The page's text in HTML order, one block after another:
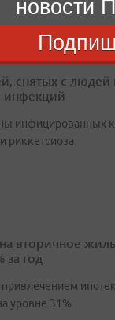
снятых с
инфекций
инфицированных
риккетсиоза
на вторичное
за год
уровне 31%
новости